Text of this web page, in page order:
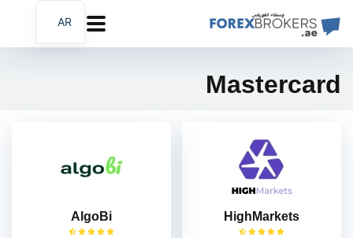
Mastercard
HighMarkets
AlgoBi
AR
EN